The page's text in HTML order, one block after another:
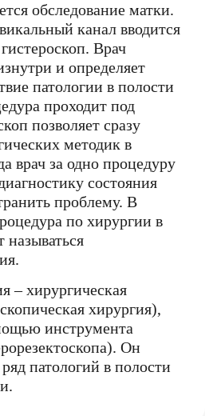
обследование матки.
канал вводится
Врач
и определяет
патологии в полости
проходит под
позволяет сразу
методик в
врач за одно процедуру
состояния
проблему. В
по хирургии в
называться
– хирургическая
хирургия),
инструмента
Он
патологий в полости